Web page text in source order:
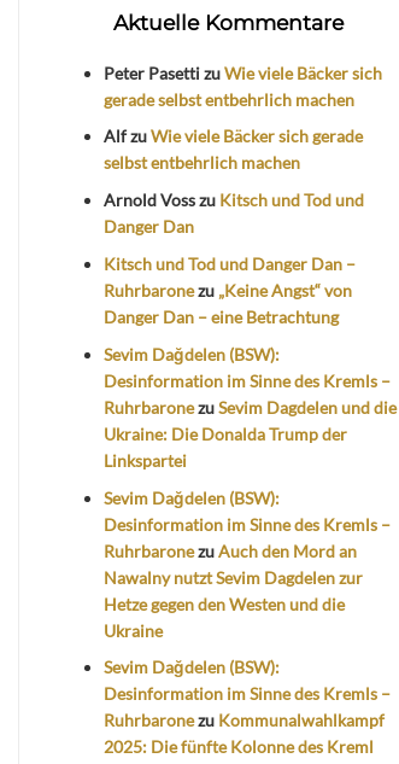
Aktuelle Kommentare
Peter PasettizuWie viele Bäcker sich
gerade selbst entbehrlich machen
AlfzuWie viele Bäcker sich gerade
selbst entbehrlich machen
Arnold Vosszu Kitsch und Tod und
Danger Dan
Kitsch und Tod und Danger Dan –
Ruhrbaronezu „Keine Angst“ von
Danger Dan – eine Betrachtung
Sevim Dağdelen (BSW):
Desinformation im Sinne des Kremls –
RuhrbaronezuSevim Dagdelen und die
Ukraine: Die Donalda Trump der
Linkspartei
Sevim Dağdelen (BSW):
Desinformation im Sinne des Kremls –
RuhrbaronezuAuch den Mord an
Nawalny nutzt Sevim Dagdelen zur
Hetze gegen den Westen und die
Ukraine
Sevim Dağdelen (BSW):
Desinformation im Sinne des Kremls –
Ruhrbaronezu Kommunalwahlkampf
2025: Die fünfte Kolonne des Kreml